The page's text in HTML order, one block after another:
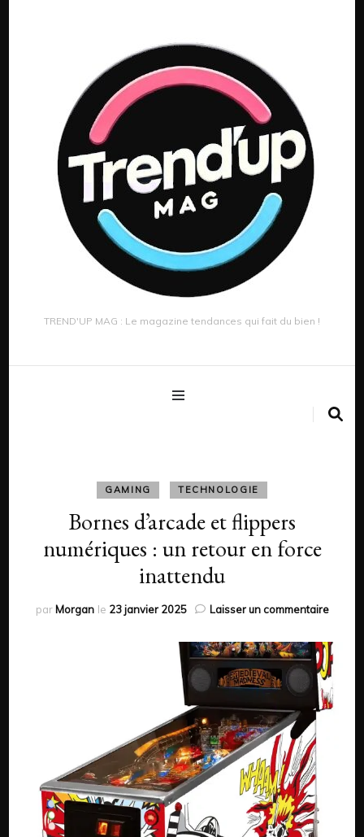
TREND'UP MAG : Le magazine tendances qui fait du bien !
GAMING TECHNOLOGIE
Bornes d’arcade et flippers
numériques : un retour en force
inattendu
par Morgan le 23 janvier 2025 Laisser un commentairesur
et
: